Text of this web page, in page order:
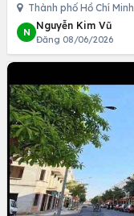
Thành phố Hồ Chí Minh
N
Nguyễn Kim Vũ
Đăng 08/06/2026